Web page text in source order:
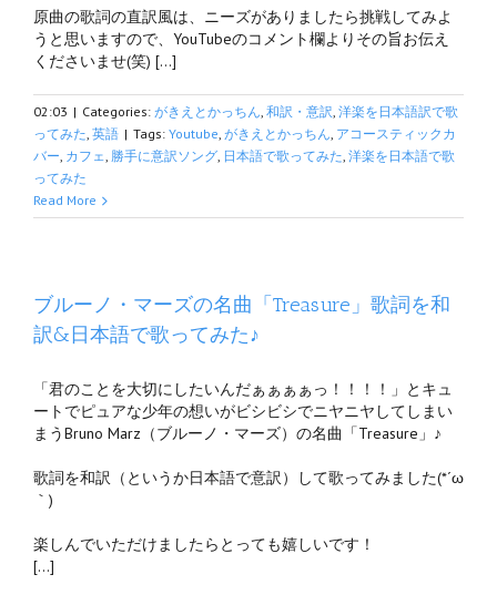
原曲の歌詞の直訳風は、ニーズがありましたら挑戦してみよ
うと思いますので、YouTubeのコメント欄よりその旨お伝え
くださいませ(笑) […]
02:03 | Categories: がきえとかっちん, 和訳・意訳, 洋楽を日本語訳で歌
ってみた, 英語 | Tags: Youtube, がきえとかっちん, アコースティックカ
バー, カフェ, 勝手に意訳ソング, 日本語で歌ってみた, 洋楽を日本語で歌
ってみた
Read More
ブルーノ・マーズの名曲「Treasure」歌詞を和
訳&日本語で歌ってみた♪
「君のことを大切にしたいんだぁぁぁぁっ！！！！」とキュ
ートでピュアな少年の想いがビシビシでニヤニヤしてしまい
まうBruno Marz（ブルーノ・マーズ）の名曲「Treasure」♪
歌詞を和訳（というか日本語で意訳）して歌ってみました(*´ω
｀)
楽しんでいただけましたらとっても嬉しいです！
[…]